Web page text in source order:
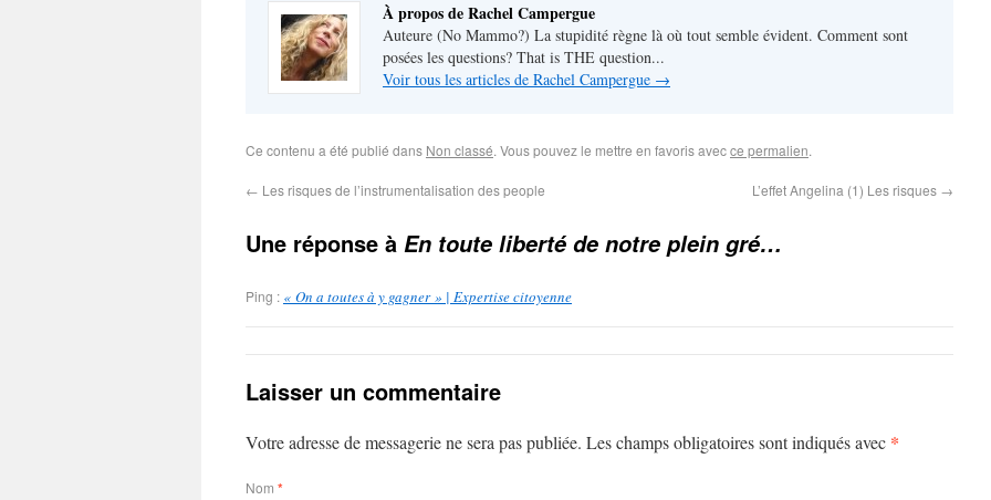
À propos de Rachel Campergue
Auteure (No Mammo?) La stupidité règne là où tout semble évident. Comment sont
posées les questions? That is THE question...
Voir tous les articles de Rachel Campergue →
Ce contenu a été publié dans Non classé. Vous pouvez le mettre en favoris avecce permalien.
← Les risques de l’instrumentalisation des people L’effet Angelina (1) Les risques →
Une réponse à En toute liberté de notre plein gré…
Ping : « On a toutes à y gagner » | Expertise citoyenne
Laisser un commentaire
Votre adresse de messagerie ne sera pas publiée. Les champs obligatoires sont indiqués avec *
Nom *